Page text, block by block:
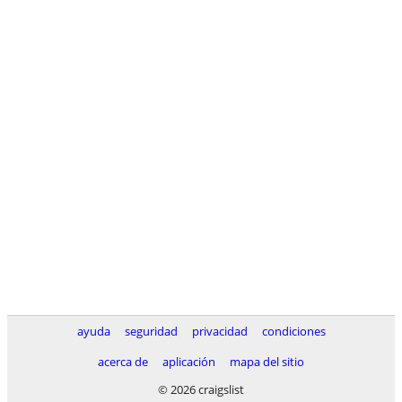
ayuda seguridad privacidad
condiciones
acerca de
aplicación
mapa del sitio
© 2026 craigslist